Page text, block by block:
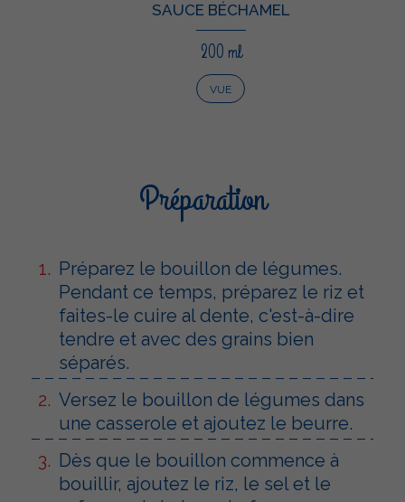
SAUCE BÉCHAMEL
200 ml
VUE
Préparation
Préparez le bouillon de légumes.
Pendant ce temps, préparez le riz et
faites-le cuire al dente, c'est-à-dire
tendre et avec des grains bien
séparés.
Versez le bouillon de légumes dans
une casserole et ajoutez le beurre.
Dès que le bouillon commence à
bouillir, ajoutez le riz, le sel et le